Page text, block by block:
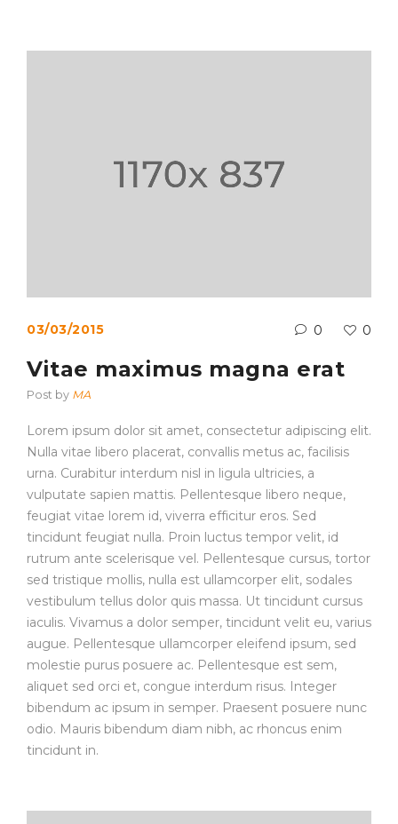
03/03/2015 0 0
Vitae maximus magna erat
Post by MA
Lorem ipsum dolor sit amet, consectetur adipiscing elit.
Nulla vitae libero placerat, convallis metus ac, facilisis
urna. Curabitur interdum nisl in ligula ultricies, a
vulputate sapien mattis. Pellentesque libero neque,
feugiat vitae lorem id, viverra efficitur eros. Sed
tincidunt feugiat nulla. Proin luctus tempor velit, id
rutrum ante scelerisque vel. Pellentesque cursus, tortor
sed tristique mollis, nulla est ullamcorper elit, sodales
vestibulum tellus dolor quis massa. Ut tincidunt cursus
iaculis. Vivamus a dolor semper, tincidunt velit eu, varius
augue. Pellentesque ullamcorper eleifend ipsum, sed
molestie purus posuere ac. Pellentesque est sem,
aliquet sed orci et, congue interdum risus. Integer
bibendum ac ipsum in semper. Praesent posuere nunc
odio. Mauris bibendum diam nibh, ac rhoncus enim
tincidunt in.